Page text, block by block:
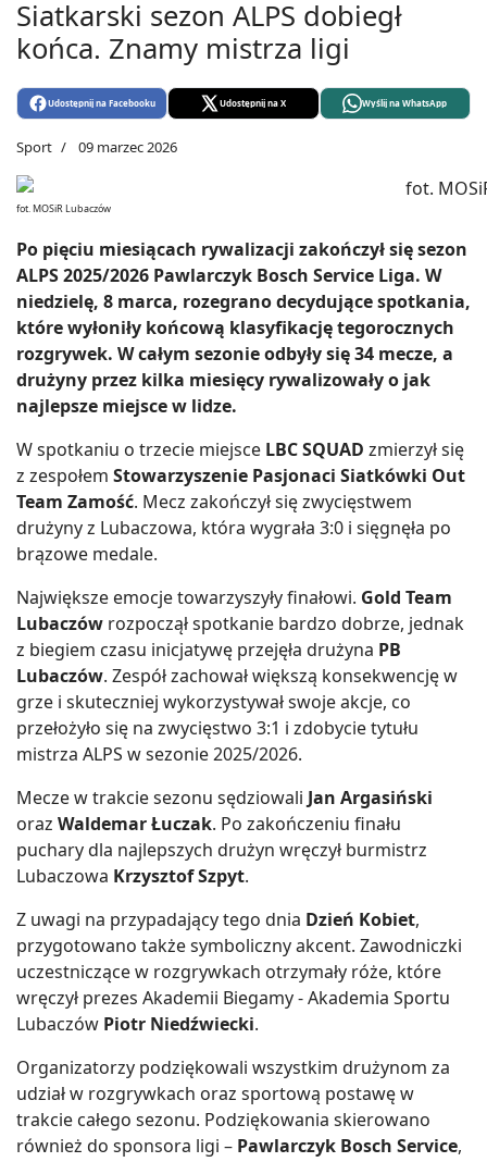
Siatkarski sezon ALPS dobiegł
końca. Znamy mistrza ligi
Udostępnij na Facebooku Udostępnij na X Wyślij na WhatsApp
Sport 09 marzec 2026
fot. MOSiR Lubaczów
Po pięciu miesiącach rywalizacji zakończył się sezon
ALPS 2025/2026 Pawlarczyk Bosch Service Liga. W
niedzielę, 8 marca, rozegrano decydujące spotkania,
które wyłoniły końcową klasyfikację tegorocznych
rozgrywek. W całym sezonie odbyły się 34 mecze, a
drużyny przez kilka miesięcy rywalizowały o jak
najlepsze miejsce w lidze.
W spotkaniu o trzecie miejsce LBC SQUAD zmierzył się
z zespołem Stowarzyszenie Pasjonaci Siatkówki Out
Team Zamość. Mecz zakończył się zwycięstwem
drużyny z Lubaczowa, która wygrała 3:0 i sięgnęła po
brązowe medale.
Największe emocje towarzyszyły finałowi. Gold Team
Lubaczów rozpoczął spotkanie bardzo dobrze, jednak
z biegiem czasu inicjatywę przejęła drużyna PB
Lubaczów. Zespół zachował większą konsekwencję w
grze i skuteczniej wykorzystywał swoje akcje, co
przełożyło się na zwycięstwo 3:1 i zdobycie tytułu
mistrza ALPS w sezonie 2025/2026.
Mecze w trakcie sezonu sędziowali Jan Argasiński
oraz Waldemar Łuczak. Po zakończeniu finału
puchary dla najlepszych drużyn wręczył burmistrz
Lubaczowa Krzysztof Szpyt.
Z uwagi na przypadający tego dnia Dzień Kobiet,
przygotowano także symboliczny akcent. Zawodniczki
uczestniczące w rozgrywkach otrzymały róże, które
wręczył prezes Akademii Biegamy - Akademia Sportu
Lubaczów Piotr Niedźwiecki.
Organizatorzy podziękowali wszystkim drużynom za
udział w rozgrywkach oraz sportową postawę w
trakcie całego sezonu. Podziękowania skierowano
również do sponsora ligi – Pawlarczyk Bosch Service,